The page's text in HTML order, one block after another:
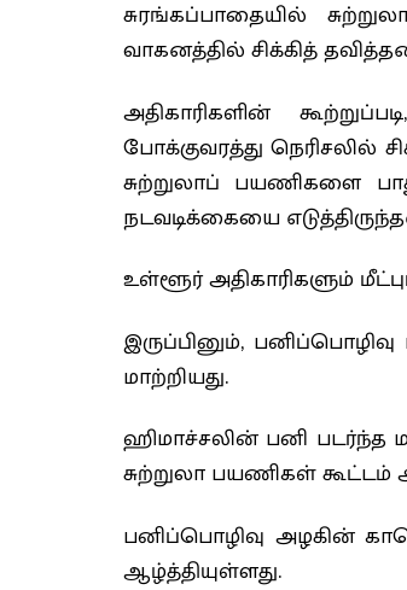
சுரங்கப்பாதையில்
வாகனத்தில் சிக்கித்
அதிகாரிகளின்
போக்குவரத்து நெரிசலில்
சுற்றுலாப் பயணிகளை
நடவடிக்கையை
உள்ளூர் அதிகாரிகளும்
இருப்பினும்,
மாற்றியது.
ஹிமாச்சலின் பனி படர்ந்த
சுற்றுலா பயணிகள்
பனிப்பொழிவு அழகின்
ஆழ்த்தியுள்ளது.